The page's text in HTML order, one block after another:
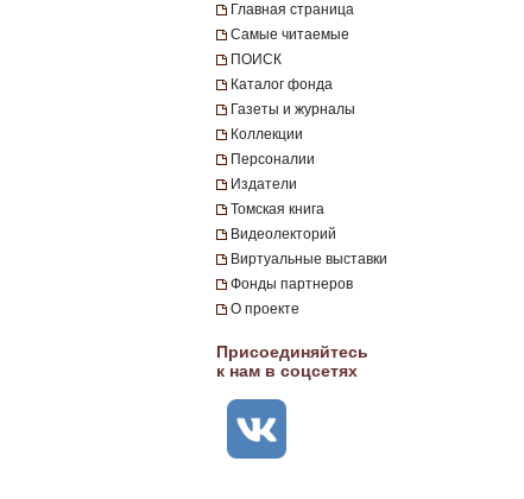
Главная страница
Самые читаемые
ПОИСК
Каталог фонда
Газеты и журналы
Коллекции
Персоналии
Издатели
Томская книга
Видеолекторий
Виртуальные выставки
Фонды партнеров
О проекте
Присоединяйтесь
к нам в соцсетях